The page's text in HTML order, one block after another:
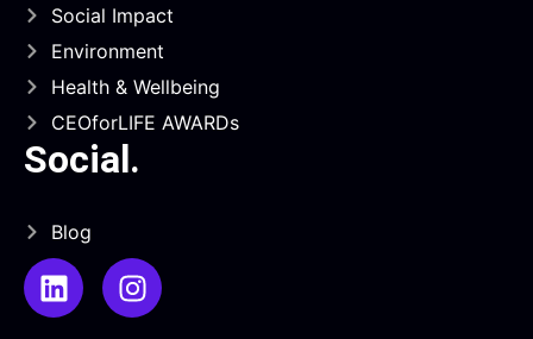
Social Impact
Environment
Health & Wellbeing
CEOforLIFE AWARDs
Social.
Blog